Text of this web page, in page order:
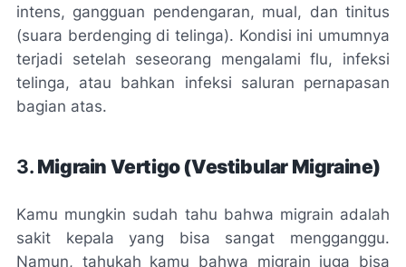
intens, gangguan pendengaran, mual, dan tinitus
(suara berdenging di telinga). Kondisi ini umumnya
terjadi setelah seseorang mengalami flu, infeksi
telinga, atau bahkan infeksi saluran pernapasan
bagian atas.
3. Migrain Vertigo (Vestibular Migraine)
Kamu mungkin sudah tahu bahwa migrain adalah
sakit kepala yang bisa sangat mengganggu.
Namun, tahukah kamu bahwa migrain juga bisa